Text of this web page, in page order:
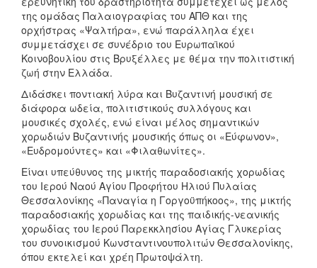
της ομάδας Παλαιογραφίας του ΑΠΘ και της
ορχήστρας «Ψαλτήρα», ενώ παράλληλα έχει
συμμετάσχει σε συνέδριο του Ευρωπαϊκού
Κοινοβουλίου στις Βρυξέλλες με θέμα την πολιτιστική
ζωή στην Ελλάδα.
Διδάσκει ποντιακή λύρα και Βυζαντινή μουσική σε
διάφορα ωδεία, πολιτιστικούς συλλόγους και
μουσικές σχολές, ενώ είναι μέλος σημαντικών
χορωδιών Βυζαντινής μουσικής όπως οι «Εύφωνον»,
«Ευδρομούντες» και «Φιλαθωνίτες».
Είναι υπεύθυνος της μικτής παραδοσιακής χορωδίας
του Ιερού Ναού Αγίου Προφήτου Ηλιού Πυλαίας
Θεσσαλονίκης «Παναγία η Γοργοϋπήκοος», της μικτής
παραδοσιακής χορωδίας και της παιδικής-νεανικής
χορωδίας του Ιερού Παρεκκλησίου Αγίας Γλυκερίας
του συνοικισμού Κωνσταντινουπολιτών Θεσσαλονίκης,
όπου εκτελεί και χρέη Πρωτοψάλτη.